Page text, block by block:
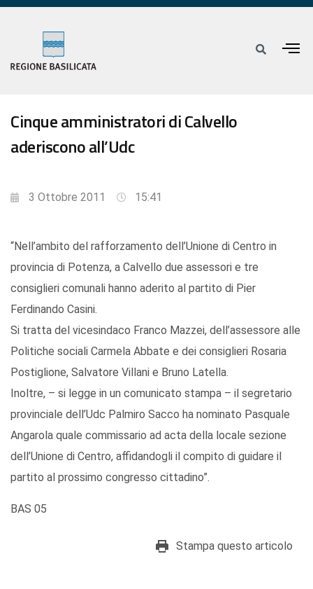
Cinque amministratori di Calvello
aderiscono all’Udc
3 Ottobre 2011 15:41
“Nell’ambito del rafforzamento dell’Unione di Centro in
provincia di Potenza, a Calvello due assessori e tre
consiglieri comunali hanno aderito al partito di Pier
Ferdinando Casini.
Si tratta del vicesindaco Franco Mazzei, dell’assessore alle
Politiche sociali Carmela Abbate e dei consiglieri Rosaria
Postiglione, Salvatore Villani e Bruno Latella.
Inoltre, – si legge in un comunicato stampa – il segretario
provinciale dell’Udc Palmiro Sacco ha nominato Pasquale
Angarola quale commissario ad acta della locale sezione
dell’Unione di Centro, affidandogli il compito di guidare il
partito al prossimo congresso cittadino”.
BAS 05
Stampa questo articolo